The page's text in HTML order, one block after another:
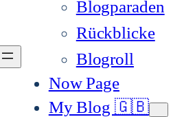
Blogparaden
Rückblicke
Blogroll
Now Page
My Blog 🇬🇧